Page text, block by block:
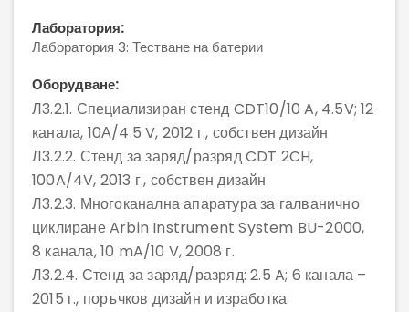
Лаборатория:
Лаборатория 3: Тестване на батерии
Оборудване:
Л3.2.1. Специализиран стенд CDT10/10 A, 4.5V; 12
канала, 10А/4.5 V, 2012 г., собствен дизайн
Л3.2.2. Стенд за заряд/разряд CDT 2CH,
100A/4V, 2013 г., собствен дизайн
Л3.2.3. Многоканална апаратура за галванично
циклиране Arbin Instrument System BU-2000,
8 канала, 10 mA/10 V, 2008 г.
Л3.2.4. Стенд за заряд/разряд: 2.5 A; 6 канала –
2015 г., поръчков дизайн и изработка